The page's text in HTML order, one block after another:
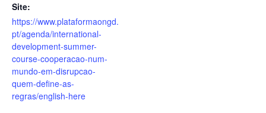
Site:
https://www.plataformaongd.
pt/agenda/international-
development-summer-
course-cooperacao-num-
mundo-em-disrupcao-
quem-define-as-
regras/english-here